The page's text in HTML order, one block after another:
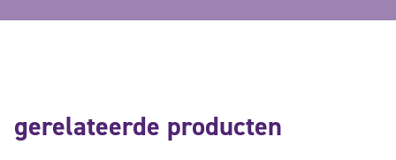
gerelateerde producten